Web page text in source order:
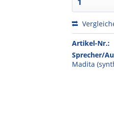
Artikel-Nr.:
Sprecher/
Madita